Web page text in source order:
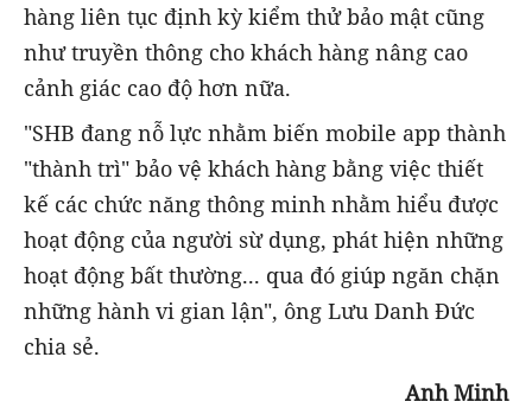
hàng liên tục định kỳ kiểm thử bảo mật cũng
như truyền thông cho khách hàng nâng cao
cảnh giác cao độ hơn nữa.
"SHB đang nỗ lực nhằm biến mobile app thành
"thành trì" bảo vệ khách hàng bằng việc thiết
kế các chức năng thông minh nhằm hiểu được
hoạt động của người sừ dụng, phát hiện những
hoạt động bất thường... qua đó giúp ngăn chặn
những hành vi gian lận", ông Lưu Danh Đức
chia sẻ.
Anh Minh